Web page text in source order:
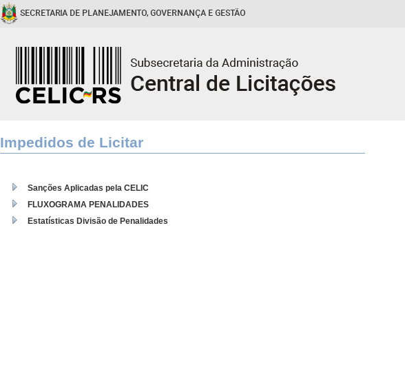
Impedidos de Licitar
Sanções Aplicadas pela CELIC
FLUXOGRAMA PENALIDADES
Estatísticas Divisão de Penalidades